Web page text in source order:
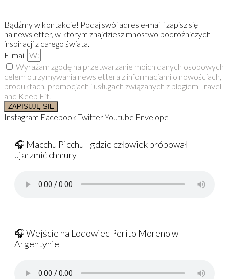
Bądźmy w kontakcie! Podaj swój adres e-mail i zapisz się
na newsletter, w którym znajdziesz mnóstwo podróżniczych
inspiracji z całego świata.
E-mail
Wyrażam zgodę na przetwarzanie moich danych osobowych
celem otrzymywania newslettera z informacjami o nowościach,
produktach, promocjach i usługach związanych z blogiem Travel
and Keep Fit.
ZAPISUJĘ SIĘ
Instagram Facebook TwitterYoutube Envelope
🎧 Macchu Picchu - gdzie człowiek próbował
ujarzmić chmury
🎧 Wejście na Lodowiec Perito Moreno w
Argentynie